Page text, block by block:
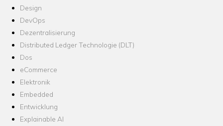
Design
DevOps
Dezentralisierung
Distributed Ledger Technologie (DLT)
Dos
eCommerce
Elektronik
Embedded
Entwicklung
Explainable AI